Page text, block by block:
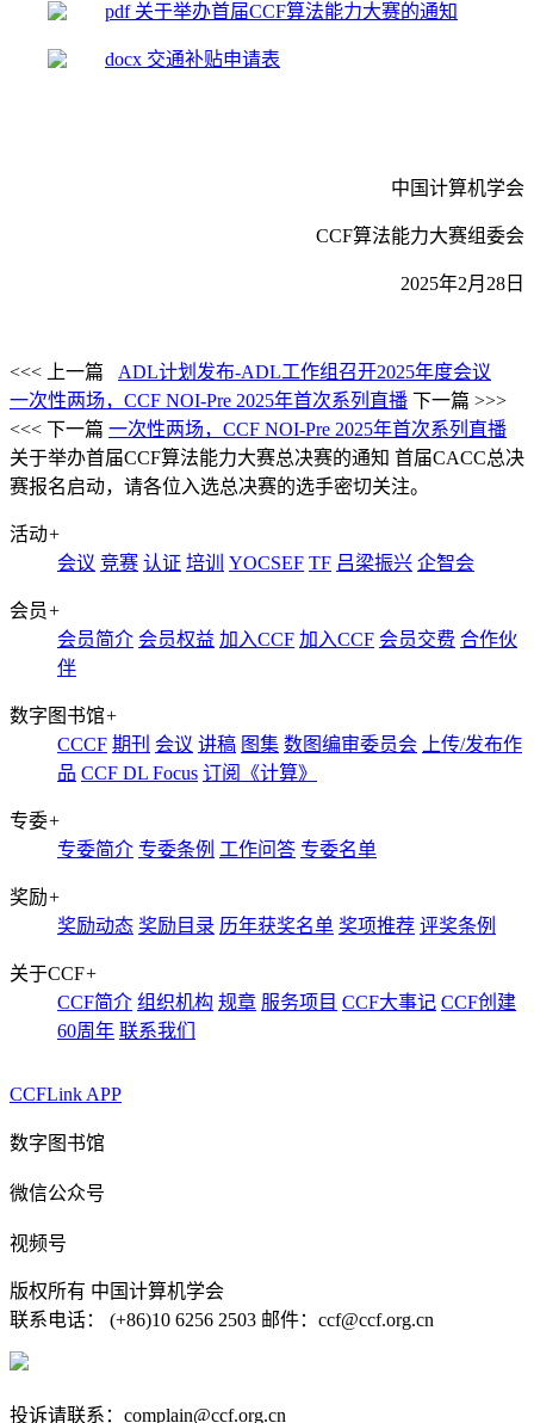
关于举办首届CCF算法能力大赛的通知
交通补贴申请表
中国计算机学会
CCF算法能力大赛组委会
2025年2月28日
<<< 上一篇
ADL计划发布-ADL工作组召开2025年度会议
一次性两场，CCF NOI-Pre 2025年首次系列直播 下一篇 >>>
<<< 下一篇 一次性两场，CCF NOI-Pre 2025年首次系列直播
关于举办首届CCF算法能力大赛总决赛的通知 首届CACC总决
赛报名启动，请各位入选总决赛的选手密切关注。
活动+
会议 竞赛 认证 培训 YOCSEF TF 吕梁振兴 企智会
会员+
会员简介 会员权益 加入CCF 加入CCF 会员交费 合作伙
伴
数字图书馆+
CCCF 期刊 会议 讲稿 图集 数图编审委员会
上传/发布作
品 CCF DL Focus 订阅《计算》
专委+
专委简介 专委条例 工作问答 专委名单
奖励+
奖励动态 奖励目录 历年获奖名单 奖项推荐 评奖条例
关于CCF+
CCF简介 组织机构 规章 服务项目 CCF大事记 CCF创建
60周年 联系我们
CCFLink APP
数字图书馆
微信公众号
视频号
版权所有 中国计算机学会
联系电话： (+86)10 6256 2503 邮件：ccf@ccf.org.cn
投诉请联系：complain@ccf.org.cn